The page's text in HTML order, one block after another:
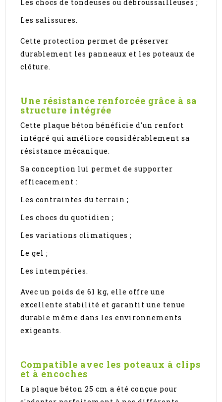
Les chocs de tondeuses ou débroussailleuses ;
Les salissures.
Cette protection permet de préserver
durablement les panneaux et les poteaux de
clôture.
Une résistance renforcée grâce à sa
structure intégrée
Cette plaque béton bénéficie d'un renfort
intégré qui améliore considérablement sa
résistance mécanique.
Sa conception lui permet de supporter
efficacement :
Les contraintes du terrain ;
Les chocs du quotidien ;
Les variations climatiques ;
Le gel ;
Les intempéries.
Avec un poids de 61 kg, elle offre une
excellente stabilité et garantit une tenue
durable même dans les environnements
exigeants.
Compatible avec les poteaux à clips
et à encoches
La plaque béton 25 cm a été conçue pour